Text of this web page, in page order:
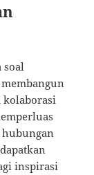
soal
kolaborasi
hubungan
inspirasi